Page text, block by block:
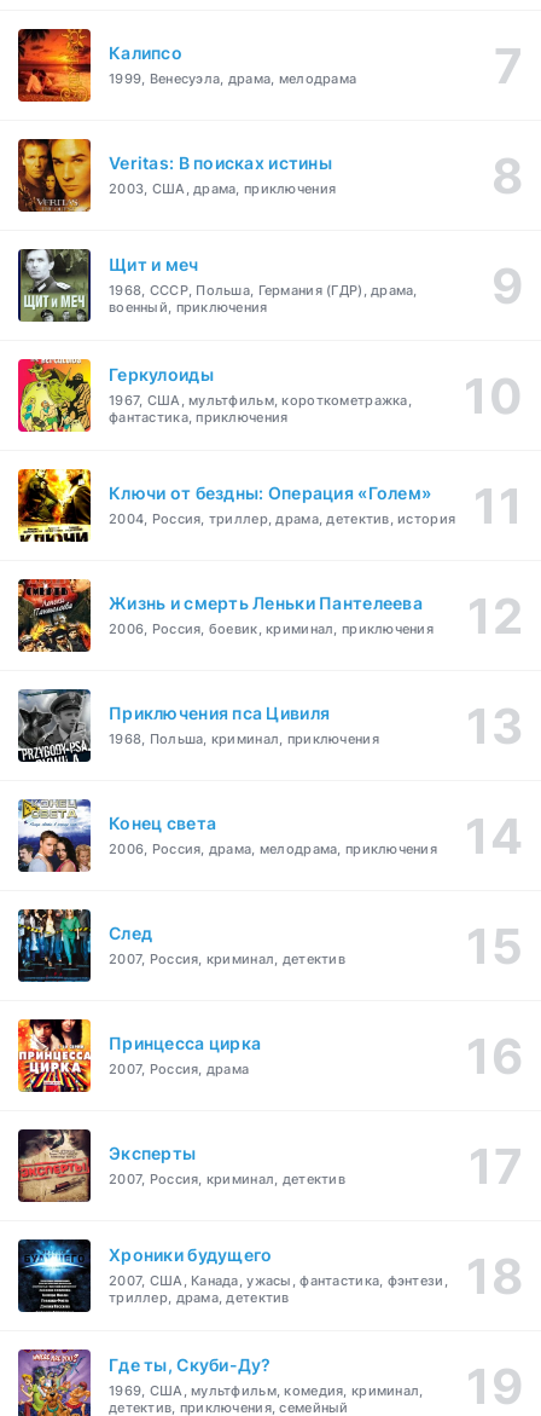
Калипсо
1999, Венесуэла, драма, мелодрама
Veritas: В поисках истины
2003, США, драма, приключения
Щит и меч
1968, СССР, Польша, Германия (ГДР), драма,
военный, приключения
Геркулоиды
1967, США, мультфильм, короткометражка,
фантастика, приключения
Ключи от бездны: Операция «Голем»
2004, Россия, триллер, драма, детектив, история
Жизнь и смерть Леньки Пантелеева
2006, Россия, боевик, криминал, приключения
Приключения пса Цивиля
1968, Польша, криминал, приключения
Конец света
2006, Россия, драма, мелодрама, приключения
След
2007, Россия, криминал, детектив
Принцесса цирка
2007, Россия, драма
Эксперты
2007, Россия, криминал, детектив
Хроники будущего
2007, США, Канада, ужасы, фантастика, фэнтези,
триллер, драма, детектив
Где ты, Скуби-Ду?
1969, США, мультфильм, комедия, криминал,
детектив, приключения, семейный